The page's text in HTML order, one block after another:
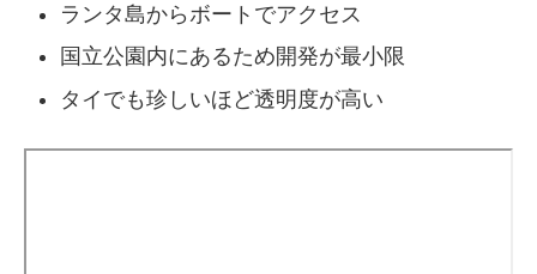
ランタ島からボートでアクセス
国立公園内にあるため開発が最小限
タイでも珍しいほど透明度が高い